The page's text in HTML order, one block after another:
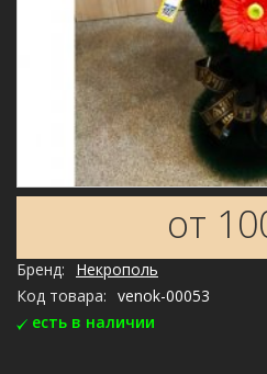
от
Бренд:
Некрополь
Код товара: venok-00053
есть в наличии